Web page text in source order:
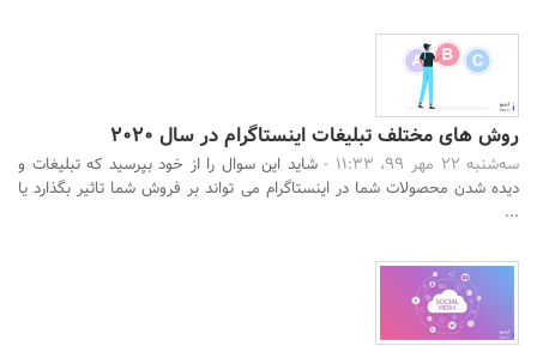
روش های مختلف تبلیغات اینستاگرام در سال 2020
سه‌شنبه 22 مهر 99، 11:33 -
شاید این سوال را از خود بپرسید که تبلیغات و
دیده شدن محصولات شما در اینستاگرام می تواند بر فروش شما تاثیر بگذارد یا
...